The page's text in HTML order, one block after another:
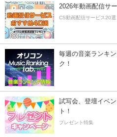
2026年動画配信サ
CS動画配信サービス20選
毎週の音楽ランキ
ク！
試写会、登壇イベ
ト！
プレゼント特集